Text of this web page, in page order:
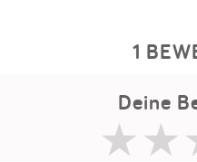
1
Deine